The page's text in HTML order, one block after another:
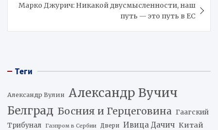
Марко Джурич: Никакой двусмысленности, наш
путь — это путь в ЕС
Теги
Александр Вулин Александр Вучич
Белград Босния и Герцеговина Гаагский
Трибунал Газпром в Сербии Двери Ивица Дачич Китай